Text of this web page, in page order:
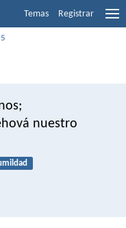
Temas Registrar
nuestro